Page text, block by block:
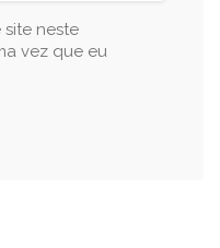
site neste
vez que eu